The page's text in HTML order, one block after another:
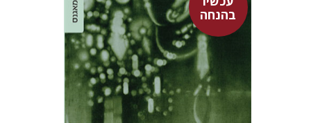
בהנחה
אפרת ביברמן